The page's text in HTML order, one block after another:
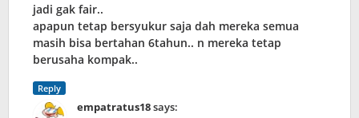
jadi gak fair..
apapun tetap bersyukur saja dah mereka semua
masih bisa bertahan 6tahun.. n mereka tetap
berusaha kompak..
Reply
empatratus18says: